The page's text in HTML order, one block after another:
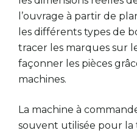
l’ouvrage à partir de
les différents types de
tracer les marques sur
façonner les pièces
machines.
La machine à
souvent utilisée pour